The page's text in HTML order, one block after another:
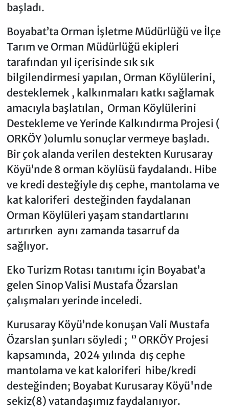
başladı.
Boyabat’ta Orman İşletme Müdürlüğü ve İlçe
Tarım ve Orman Müdürlüğü ekipleri
tarafından yıl içerisinde sık sık
bilgilendirmesi yapılan, Orman Köylülerini,
desteklemek , kalkınmaları katkı sağlamak
amacıyla başlatılan, Orman Köylülerini
Destekleme ve Yerinde Kalkındırma Projesi (
ORKÖY )olumlu sonuçlar vermeye başladı.
Bir çok alanda verilen destekten Kurusaray
Köyü’nde 8 orman köylüsü faydalandı. Hibe
ve kredi desteğiyle dış cephe, mantolama ve
kat kaloriferi desteğinden faydalanan
Orman Köylüleri yaşam standartlarını
artırırken aynı zamanda tasarruf da
sağlıyor.
Eko Turizm Rotası tanıtımı için Boyabat’a
gelen Sinop Valisi Mustafa Özarslan
çalışmaları yerinde inceledi.
Kurusaray Köyü’nde konuşan Vali Mustafa
Özarslan şunları söyledi ; ‘’ ORKÖY Projesi
kapsamında, 2024 yılında dış cephe
mantolama ve kat kaloriferi hibe/kredi
desteğinden; Boyabat Kurusaray Köyü'nde
sekiz(8) vatandaşımız faydalanıyor.